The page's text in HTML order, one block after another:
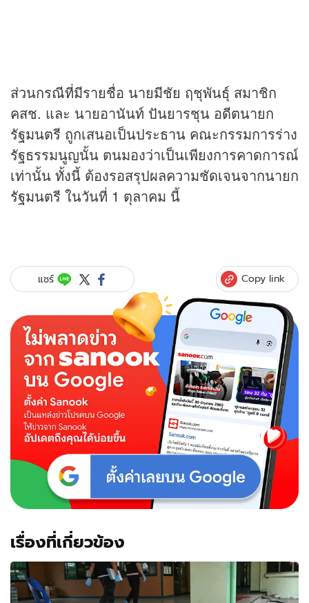
ส่วนกรณีที่มีรายชื่อ นายมีชัย ฤชุพันธุ์ สมาชิก
คสช. และ นายอานันท์ ปันยารชุน อดีตนายก
รัฐมนตรี ถูกเสนอเป็นประธาน คณะกรรมการร่าง
รัฐธรรมนูญนั้น ตนมองว่าเป็นเพียงการคาดการณ์
เท่านั้น ทั้งนี้ ต้องรอสรุปผลความชัดเจนจากนายก
รัฐมนตรี ในวันที่ 1 ตุลาคม นี้
แชร์ Copy link
เรื่องที่เกี่ยวข้อง